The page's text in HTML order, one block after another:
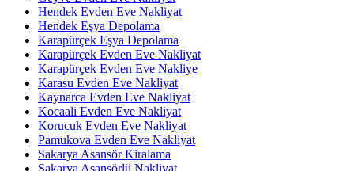
Hendek Evden Eve Nakliyat
Hendek Eşya Depolama
Karapürçek Eşya Depolama
Karapürçek Evden Eve Nakliyat
Karapürçek Evden Eve Nakliye
Karasu Evden Eve Nakliyat
Kaynarca Evden Eve Nakliyat
Kocaali Evden Eve Nakliyat
Korucuk Evden Eve Nakliyat
Pamukova Evden Eve Nakliyat
Sakarya Asansör Kiralama